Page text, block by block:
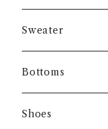
Sweater
Bottoms
Shoes